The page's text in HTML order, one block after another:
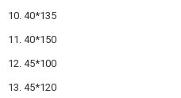
10. 40*135
11. 40*150
12. 45*100
13. 45*120